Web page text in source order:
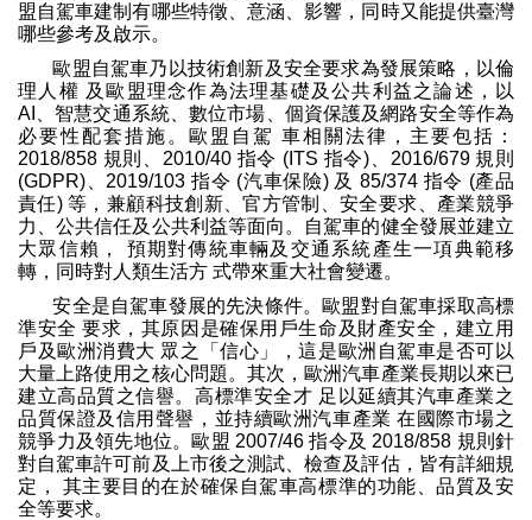
盟自駕車建制有哪些特徵、意涵、影響，同時又能提供臺灣
哪些參考及啟示。
歐盟自駕車乃以技術創新及安全要求為發展策略，以倫
理人權 及歐盟理念作為法理基礎及公共利益之論述，以
AI、智慧交通系統、數位市場、個資保護及網路安全等作為
必要性配套措施。歐盟自駕 車相關法律，主要包括：
2018/858 規則、2010/40 指令 (ITS 指令)、2016/679 規則
(GDPR)、2019/103 指令 (汽車保險) 及 85/374 指令 (產品
責任) 等，兼顧科技創新、官方管制、安全要求、產業競爭
力、公共信任及公共利益等面向。自駕車的健全發展並建立
大眾信賴， 預期對傳統車輛及交通系統產生一項典範移
轉，同時對人類生活方 式帶來重大社會變遷。
安全是自駕車發展的先決條件。歐盟對自駕車採取高標
準安全 要求，其原因是確保用戶生命及財產安全，建立用
戶及歐洲消費大 眾之「信心」，這是歐洲自駕車是否可以
大量上路使用之核心問題。其次，歐洲汽車產業長期以來已
建立高品質之信譽。高標準安全才 足以延續其汽車產業之
品質保證及信用聲譽，並持續歐洲汽車產業 在國際市場之
競爭力及領先地位。歐盟 2007/46 指令及 2018/858 規則針
對自駕車許可前及上市後之測試、檢查及評估，皆有詳細規
定， 其主要目的在於確保自駕車高標準的功能、品質及安
全等要求。